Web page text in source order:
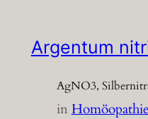
Argentum
AgNO3,
inHomöopathie